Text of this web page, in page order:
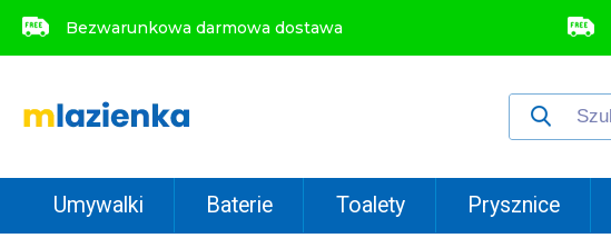
Bezwarunkowa darmowa dostawa
Umywalki Baterie Toalety Prysznice